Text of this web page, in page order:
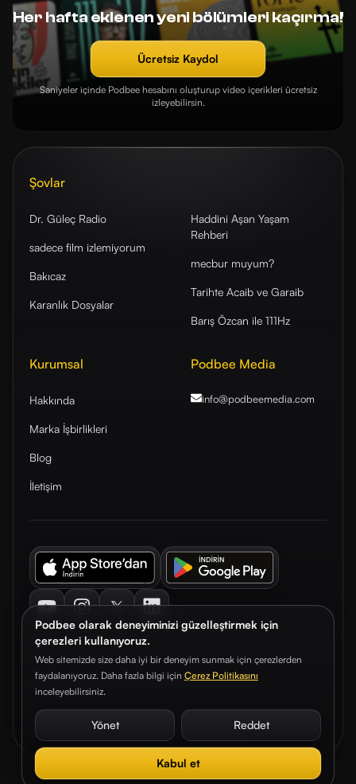
Podbee olarak deneyiminizi güzelleştirmek için
çerezleri kullanıyoruz.
Web sitemizde size daha iyi bir deneyim sunmak için çerezlerden
faydalanıyoruz. Daha fazla bilgi için Çerez Politikasını
inceleyebilirsiniz.
Yönet Reddet
Kabul et
Her hafta eklenen yeni bölümleri kaçırma!
Ücretsiz Kaydol
Saniyeler içinde Podbee hesabını oluşturup video içerikleri ücretsiz
izleyebilirsin.
Şovlar
Dr. Güleç Radio
sadece film izlemiyorum
Bakıcaz
Karanlık Dosyalar
Haddini Aşan Yaşam
Rehberi
mecbur muyum?
Tarihte Acaib ve Garaib
Barış Özcan ile 111Hz
Kurumsal
Hakkında
Marka İşbirlikleri
Blog
İletişim
Podbee Media
info@podbeemedia.com
© 2026. Podbee Media. Tüm hakları saklıdır.
Çerez TercihleriAydınlatma Metni Gizlilik Sözleşmesi